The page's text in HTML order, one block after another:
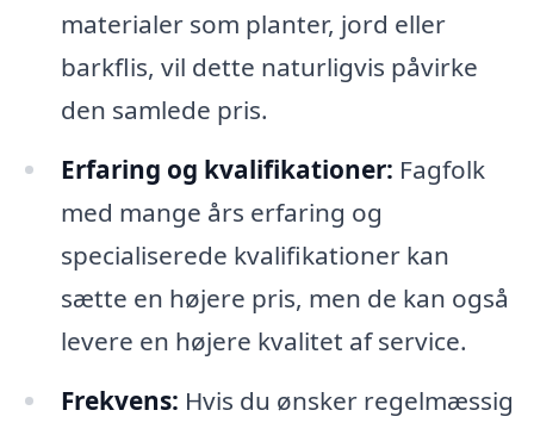
materialer som planter, jord eller
barkflis, vil dette naturligvis påvirke
den samlede pris.
Erfaring og kvalifikationer: Fagfolk
med mange års erfaring og
specialiserede kvalifikationer kan
sætte en højere pris, men de kan også
levere en højere kvalitet af service.
Frekvens: Hvis du ønsker regelmæssig